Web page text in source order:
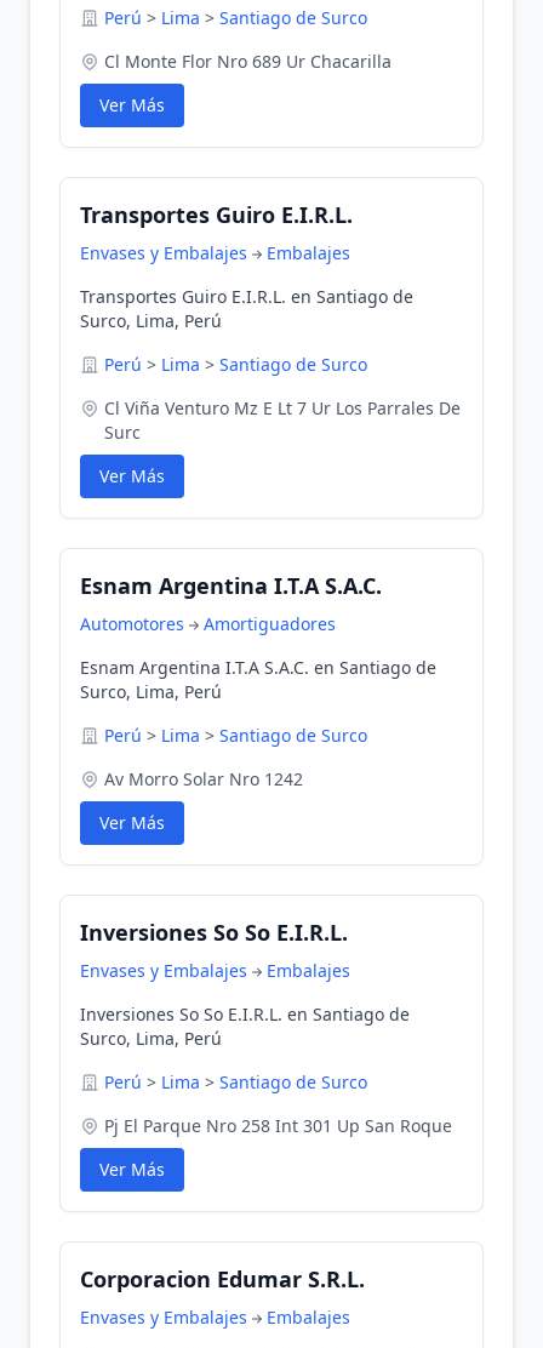
Perú > Lima > Santiago de Surco
Cl Monte Flor Nro 689 Ur Chacarilla
Ver Más
Transportes Guiro E.I.R.L.
Envases y Embalajes
Embalajes
Transportes Guiro E.I.R.L. en Santiago de
Surco, Lima, Perú
Perú > Lima > Santiago de Surco
Cl Viña Venturo Mz E Lt 7 Ur Los Parrales De
Surc
Ver Más
Esnam Argentina I.T.A S.A.C.
Automotores
Amortiguadores
Esnam Argentina I.T.A S.A.C. en Santiago de
Surco, Lima, Perú
Perú > Lima > Santiago de Surco
Av Morro Solar Nro 1242
Ver Más
Inversiones So So E.I.R.L.
Envases y Embalajes
Embalajes
Inversiones So So E.I.R.L. en Santiago de
Surco, Lima, Perú
Perú > Lima > Santiago de Surco
Pj El Parque Nro 258 Int 301 Up San Roque
Ver Más
Corporacion Edumar S.R.L.
Envases y Embalajes
Embalajes